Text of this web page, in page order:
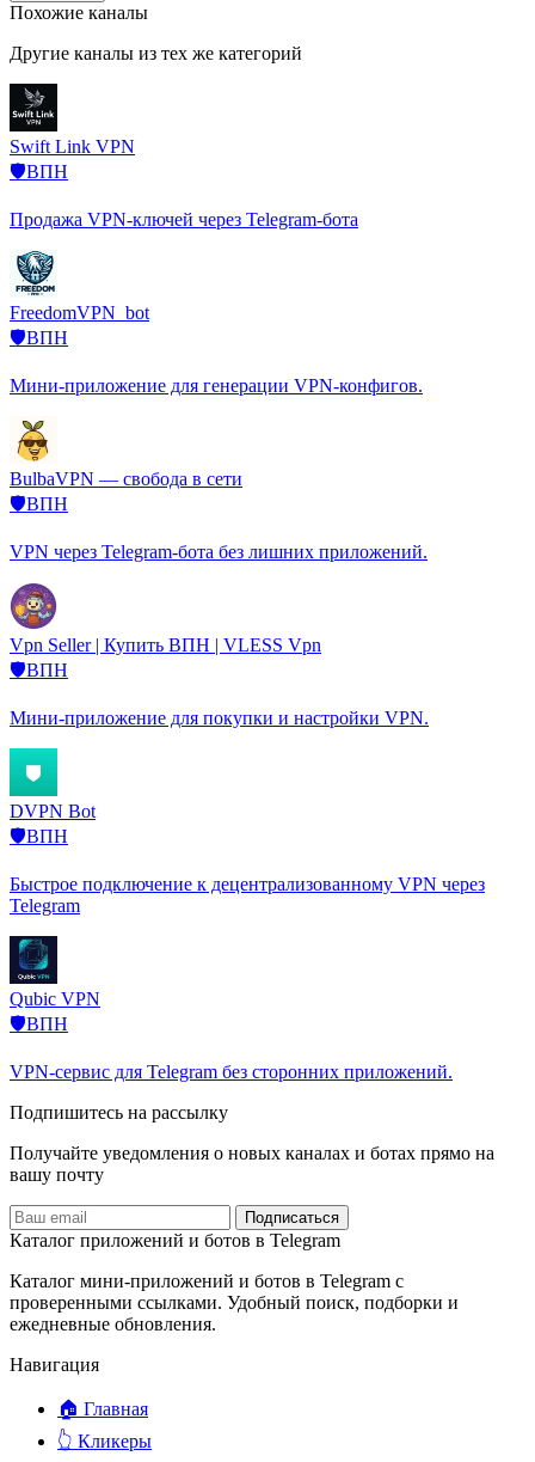
Похожие каналы
Другие каналы из тех же категорий
Swift Link VPN
🛡️ВПН
Продажа VPN-ключей через Telegram-бота
FreedomVPN_bot
🛡️ВПН
Мини-приложение для генерации VPN-конфигов.
BulbaVPN — свобода в сети
🛡️ВПН
VPN через Telegram-бота без лишних приложений.
Vpn Seller | Купить ВПН | VLESS Vpn
🛡️ВПН
Мини-приложение для покупки и настройки VPN.
DVPN Bot
🛡️ВПН
Быстрое подключение к децентрализованному VPN через
Telegram
Qubic VPN
🛡️ВПН
VPN-сервис для Telegram без сторонних приложений.
Подпишитесь на рассылку
Получайте уведомления о новых каналах и ботаx прямо на
вашу почту
Подписаться
Каталог приложений и ботов в Telegram
Каталог мини-приложений и ботов в Telegram с
проверенными ссылками. Удобный поиск, подборки и
ежедневные обновления.
Навигация
🏠 Главная
👆 Кликеры